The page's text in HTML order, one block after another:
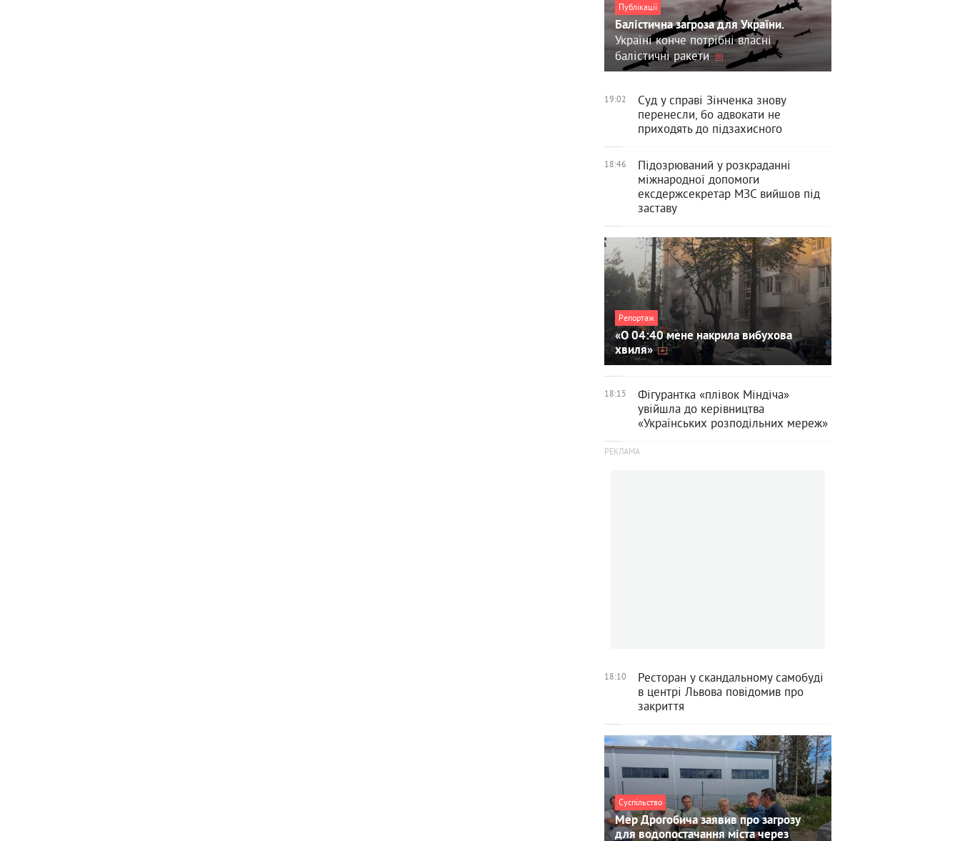
Публікації
Балістична загроза для України.
Україні конче потрібні власні
балістичні ракети
19:02
Суд у справі Зінченка знову
перенесли, бо адвокати не
приходять до підзахисного
18:46
Підозрюваний у розкраданні
міжнародної допомоги
ексдержсекретар МЗС вийшов під
заставу
Репортаж
«О 04:40 мене накрила вибухова
хвиля»
18:15
Фігурантка «плівок Міндіча»
увійшла до керівництва
«Українських розподільних мереж»
18:10
Ресторан у скандальному самобуді
в центрі Львова повідомив про
закриття
Суспільство
Мер Дрогобича заявив про загрозу
для водопостачання міста через